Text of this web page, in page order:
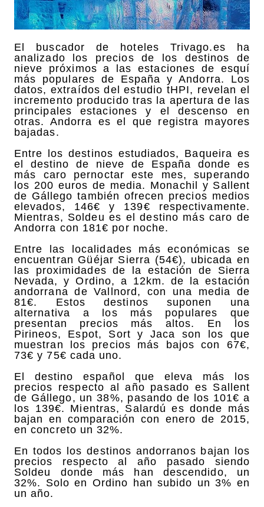
El buscador de hoteles Trivago.es ha
analizado los precios de los destinos de
nieve próximos a las estaciones de esquí
más populares de España y Andorra. Los
datos, extraídos del estudio tHPI, revelan el
incremento producido tras la apertura de las
principales estaciones y el descenso en
otras. Andorra es el que registra mayores
bajadas.
Entre los destinos estudiados, Baqueira es
el destino de nieve de España donde es
más caro pernoctar este mes, superando
los 200 euros de media. Monachil y Sallent
de Gállego también ofrecen precios medios
elevados, 146€ y 139€ respectivamente.
Mientras, Soldeu es el destino más caro de
Andorra con 181€ por noche.
Entre las localidades más económicas se
encuentran Güéjar Sierra (54€), ubicada en
las proximidades de la estación de Sierra
Nevada, y Ordino, a 12km. de la estación
andorrana de Vallnord, con una media de
81€. Estos destinos suponen una
alternativa a los más populares que
presentan precios más altos. En los
Pirineos, Espot, Sort y Jaca son los que
muestran los precios más bajos con 67€,
73€ y 75€ cada uno.
El destino español que eleva más los
precios respecto al año pasado es Sallent
de Gállego, un 38%, pasando de los 101€ a
los 139€. Mientras, Salardú es donde más
bajan en comparación con enero de 2015,
en concreto un 32%.
En todos los destinos andorranos bajan los
precios respecto al año pasado siendo
Soldeu donde más han descendido, un
32%. Solo en Ordino han subido un 3% en
un año.